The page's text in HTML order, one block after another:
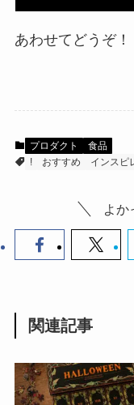
あわせてどうぞ！
プロダクト
食品
!
おすすめ インスピ
よか
関連記事